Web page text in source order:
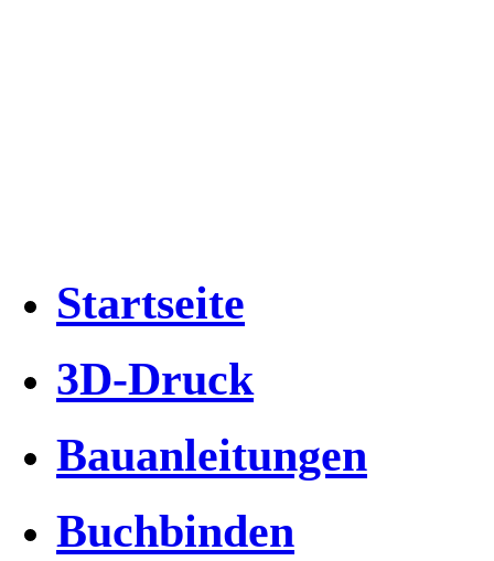
Startseite
3D-Druck
Bauanleitungen
Buchbinden